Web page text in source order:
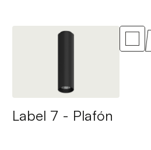
Label 7 - Plafón